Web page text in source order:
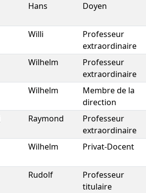
Hans Doyen
Willi
Professeur
extraordinaire
Wilhelm
Professeur
extraordinaire
Wilhelm
Membre de la
direction
Raymond
Professeur
extraordinaire
Wilhelm Privat-Docent
Rudolf
Professeur
titulaire